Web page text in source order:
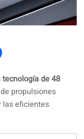
tecnología de 48
propulsiones
las eficientes